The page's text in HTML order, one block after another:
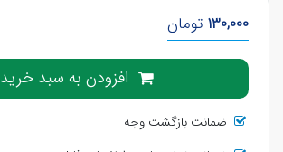
130,000 تومان
افزودن به سبد خرید
ضمانت بازگشت وجه